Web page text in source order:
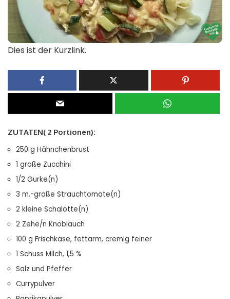
Dies ist der Kurzlink.
ZUTATEN( 2 Portionen):
250 g Hähnchenbrust
1 große Zucchini
1/2 Gurke(n)
3 m.-große Strauchtomate(n)
2 kleine Schalotte(n)
2 Zehe/n Knoblauch
100 g Frischkäse, fettarm, cremig feiner
1 Schuss Milch, 1,5 %
Salz und Pfeffer
Currypulver